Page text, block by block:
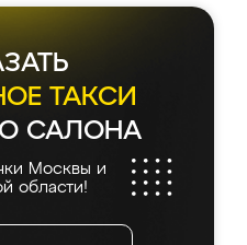
ТАКСИ
САЛОНА
Москвы и
области!